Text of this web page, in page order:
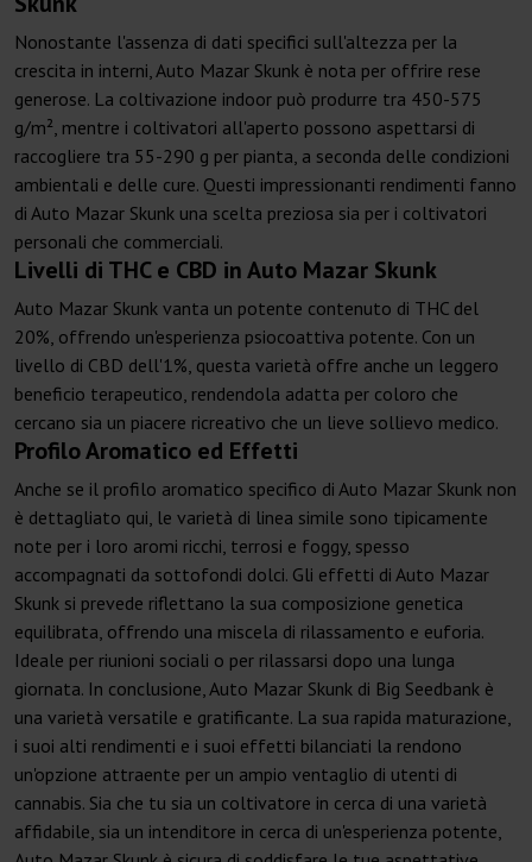
Nonostante l'assenza di dati specifici sull'altezza per la
crescita in interni, Auto Mazar Skunk è nota per offrire rese
generose. La coltivazione indoor può produrre tra 450-575
g/m², mentre i coltivatori all'aperto possono aspettarsi di
raccogliere tra 55-290 g per pianta, a seconda delle condizioni
ambientali e delle cure. Questi impressionanti rendimenti fanno
di Auto Mazar Skunk una scelta preziosa sia per i coltivatori
personali che commerciali.
Livelli di THC e CBD in Auto Mazar Skunk
Auto Mazar Skunk vanta un potente contenuto di THC del
20%, offrendo un'esperienza psiocoattiva potente. Con un
livello di CBD dell'1%, questa varietà offre anche un leggero
beneficio terapeutico, rendendola adatta per coloro che
cercano sia un piacere ricreativo che un lieve sollievo medico.
Profilo Aromatico ed Effetti
Anche se il profilo aromatico specifico di Auto Mazar Skunk non
è dettagliato qui, le varietà di linea simile sono tipicamente
note per i loro aromi ricchi, terrosi e foggy, spesso
accompagnati da sottofondi dolci. Gli effetti di Auto Mazar
Skunk si prevede riflettano la sua composizione genetica
equilibrata, offrendo una miscela di rilassamento e euforia.
Ideale per riunioni sociali o per rilassarsi dopo una lunga
giornata. In conclusione, Auto Mazar Skunk di Big Seedbank è
una varietà versatile e gratificante. La sua rapida maturazione,
i suoi alti rendimenti e i suoi effetti bilanciati la rendono
un'opzione attraente per un ampio ventaglio di utenti di
cannabis. Sia che tu sia un coltivatore in cerca di una varietà
affidabile, sia un intenditore in cerca di un'esperienza potente,